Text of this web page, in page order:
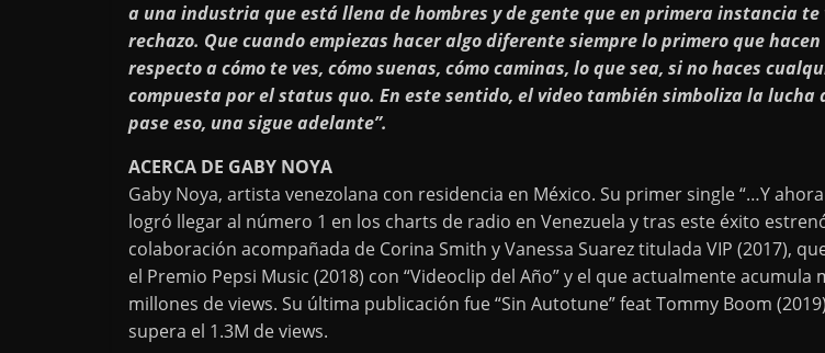
a una industria que está llena de hombres y de gente que en primera instancia te
rechazo. Que cuando empiezas hacer algo diferente siempre lo primero que
respecto a cómo te ves, cómo suenas, cómo caminas, lo que sea, si no haces
compuesta por el status quo. En este sentido, el video también simboliza la lucha
pase eso, una sigue adelante”.
ACERCA DE GABY NOYA
Gaby Noya, artista venezolana con residencia en México. Su primer single “…Y
logró llegar al número 1 en los charts de radio en Venezuela y tras este éxito
colaboración acompañada de Corina Smith y Vanessa Suarez titulada VIP (2017),
el Premio Pepsi Music (2018) con “Videoclip del Año” y el que actualmente acumula
millones de views. Su última publicación fue “Sin Autotune” feat Tommy Boom
supera el 1.3M de views.